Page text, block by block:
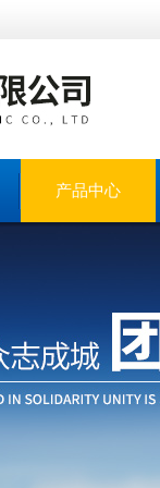
产品中心